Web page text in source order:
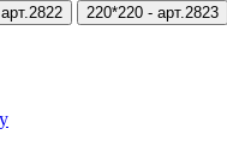
арт.2822 220*220 - арт.2823